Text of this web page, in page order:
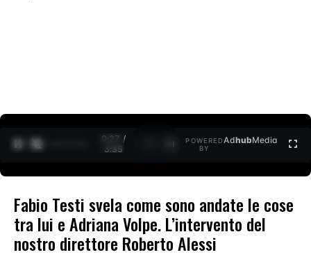
0:27 /
3:35
POWERED
BY
AdhubMedia
Fabio Testi svela come sono andate le cose
tra lui e Adriana Volpe. L’intervento del
nostro direttore Roberto Alessi